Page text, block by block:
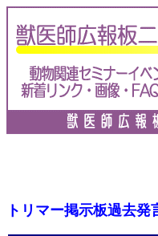
トリマー掲示板過去発